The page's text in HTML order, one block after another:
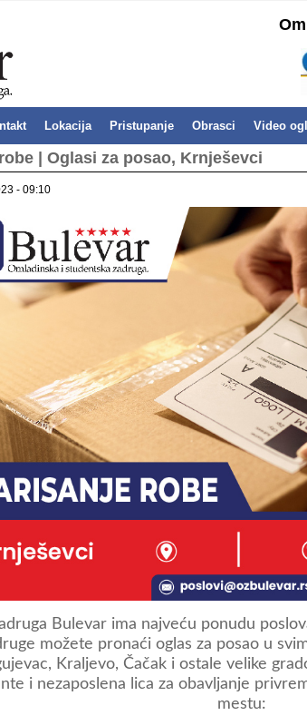
Lokacija Pristupanje Obrasci Video
| Oglasi za posao, Krnješevci
- 09:10
Bulevar ima najveću ponudu
možete pronaći oglas za posao u
Kraljevo, Čačak i ostale velike
i nezaposlena lica za obavljanje
mestu: